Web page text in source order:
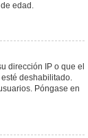
edad.
dirección IP o que el
deshabilitado.
Póngase en